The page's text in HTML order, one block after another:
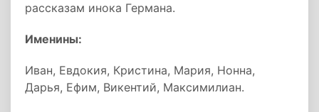
рассказам инока Германа.
Именины:
Иван, Евдокия, Кристина, Мария, Нонна,
Дарья, Ефим, Викентий, Максимилиан.